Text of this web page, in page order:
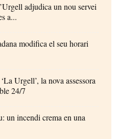
adjudica un nou servei
a...
modifica el seu horari
Urgell’, la nova assessora
24/7
un incendi crema en una